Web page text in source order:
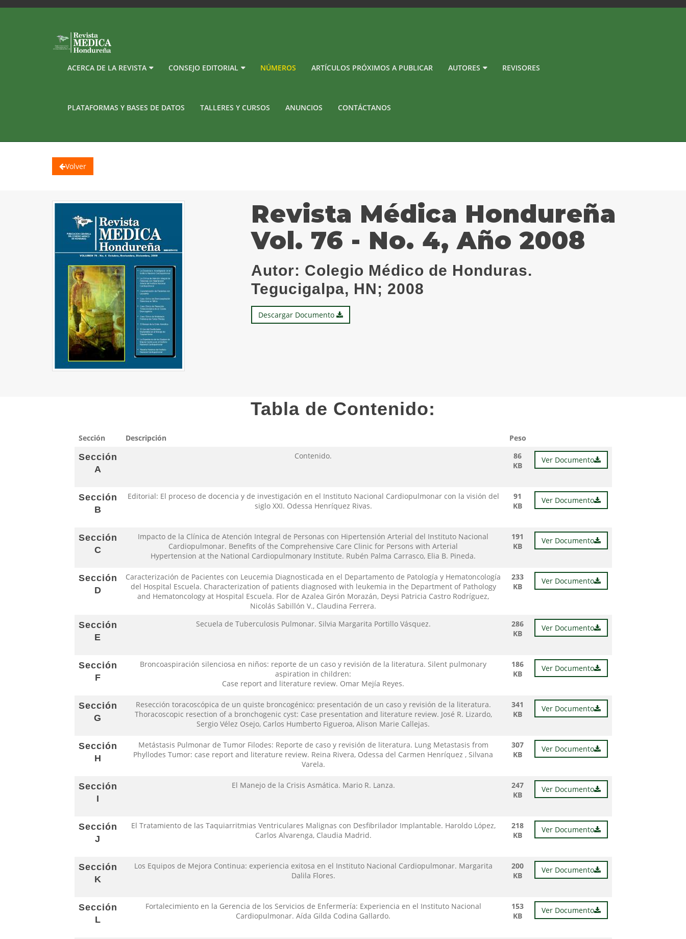
ACERCA DE LA REVISTA CONSEJO EDITORIAL NÚMEROS ARTÍCULOS PRÓXIMOS A PUBLICAR AUTORES REVISORES
PLATAFORMAS Y BASES DE DATOS TALLERES Y CURSOS ANUNCIOS CONTÁCTANOS
Volver
Revista Médica Hondureña
Vol. 76 - No. 4, Año 2008
Autor: Colegio Médico de Honduras.
Tegucigalpa, HN; 2008
Descargar Documento
Tabla de Contenido:
Sección Descripción Peso
Sección
A
Contenido.
86
KB
Ver Documento
Sección
B
Editorial: El proceso de docencia y de investigación en el Instituto Nacional Cardiopulmonar con la visión del
siglo XXI. Odessa Henríquez Rivas.
91
KB
Ver Documento
Sección
C
Impacto de la Clínica de Atención Integral de Personas con Hipertensión Arterial del Instituto Nacional
Cardiopulmonar. Benefits of the Comprehensive Care Clinic for Persons with Arterial
Hypertension at the National Cardiopulmonary Institute. Rubén Palma Carrasco, Elia B. Pineda.
191
KB
Ver Documento
Sección
D
Caracterización de Pacientes con Leucemia Diagnosticada en el Departamento de Patología y Hematoncología
del Hospital Escuela. Characterization of patients diagnosed with leukemia in the Department of Pathology
and Hematoncology at Hospital Escuela. Flor de Azalea Girón Morazán, Deysi Patricia Castro Rodríguez,
Nicolás Sabillón V., Claudina Ferrera.
233
KB
Ver Documento
Sección
E
Secuela de Tuberculosis Pulmonar. Silvia Margarita Portillo Vásquez.
286
KB
Ver Documento
Sección
F
Broncoaspiración silenciosa en niños: reporte de un caso y revisión de la literatura. Silent pulmonary
aspiration in children:
Case report and literature review. Omar Mejía Reyes.
186
KB
Ver Documento
Sección
G
Resección toracoscópica de un quiste broncogénico: presentación de un caso y revisión de la literatura.
Thoracoscopic resection of a bronchogenic cyst: Case presentation and literature review. José R. Lizardo,
Sergio Vélez Osejo, Carlos Humberto Figueroa, Alison Marie Callejas.
341
KB
Ver Documento
Sección
H
Metástasis Pulmonar de Tumor Filodes: Reporte de caso y revisión de literatura. Lung Metastasis from
Phyllodes Tumor: case report and literature review. Reina Rivera, Odessa del Carmen Henríquez , Silvana
Varela.
307
KB
Ver Documento
Sección
I
El Manejo de la Crisis Asmática. Mario R. Lanza.
247
KB
Ver Documento
Sección
J
El Tratamiento de las Taquiarritmias Ventriculares Malignas con Desfibrilador Implantable. Haroldo López,
Carlos Alvarenga, Claudia Madrid.
218
KB
Ver Documento
Sección
K
Los Equipos de Mejora Continua: experiencia exitosa en el Instituto Nacional Cardiopulmonar. Margarita
Dalila Flores.
200
KB
Ver Documento
Sección
L
Fortalecimiento en la Gerencia de los Servicios de Enfermería: Experiencia en el Instituto Nacional
Cardiopulmonar. Aída Gilda Codina Gallardo.
153
KB
Ver Documento